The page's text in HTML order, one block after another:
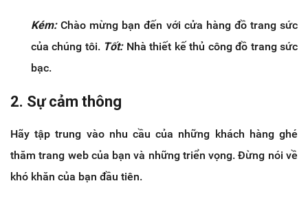
Kém:Chào mừng bạn đến với cửa hàng đồ trang sức
của chúng tôi. Tốt:Nhà thiết kế thủ công đồ trang sức
bạc.
2. Sự cảm thông
Hãy tập trung vào nhu cầu của những khách hàng ghé
thăm trang web của bạn và những triển vọng. Đừng nói về
khó khăn của bạn đầu tiên.